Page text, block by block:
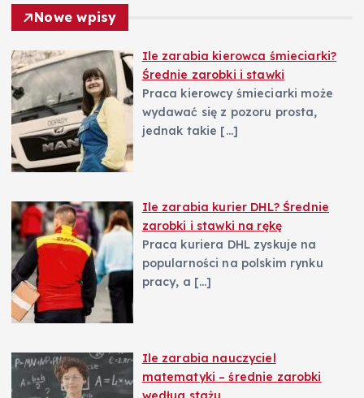
w
p
i
s
u
Nowe wpisy
Ile zarabia kierowca śmieciarki?
Średnie zarobki i stawki
Praca kierowcy śmieciarki może
wydawać się z pozoru prosta,
jednak takie […]
Ile zarabia kurier DHL? Średnie
zarobki i stawki na rękę
Praca kuriera DHL zyskuje na
popularności na polskim rynku
pracy, a […]
Ile zarabia nauczyciel
matematyki – średnie zarobki